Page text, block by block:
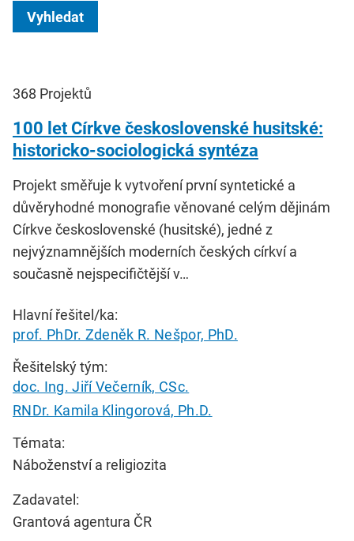
Vyhledat
368 Projektů
100 let Církve československé husitské:
historicko-sociologická syntéza
Projekt směřuje k vytvoření první syntetické a
důvěryhodné monografie věnované celým dějinám
Církve československé (husitské), jedné z
nejvýznamnějších moderních českých církví a
současně nejspecifičtější v…
Hlavní řešitel/ka:
prof. PhDr. Zdeněk R. Nešpor, PhD.
Řešitelský tým:
doc. Ing. Jiří Večerník, CSc.
RNDr. Kamila Klingorová, Ph.D.
Témata:
Náboženství a religiozita
Zadavatel:
Grantová agentura ČR